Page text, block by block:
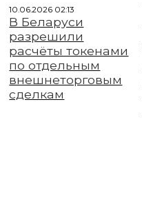
10.06.2026 02:13
В Беларуси
разрешили
расчёты токенами
по отдельным
внешнеторговым
сделкам